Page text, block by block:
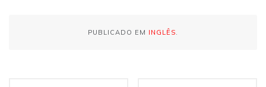
PUBLICADO EM INGLÊS.